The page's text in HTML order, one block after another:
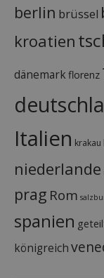
berlin brüssel
kroatien
dänemark florenz
Italien krakau
niederlande
prag Rom
spanien
königreich